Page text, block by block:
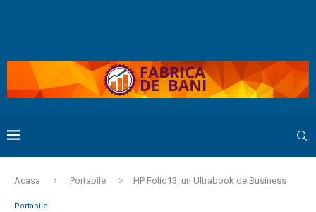
Acasa Portabile HP Folio13, un Ultrabook de Business
Portabile